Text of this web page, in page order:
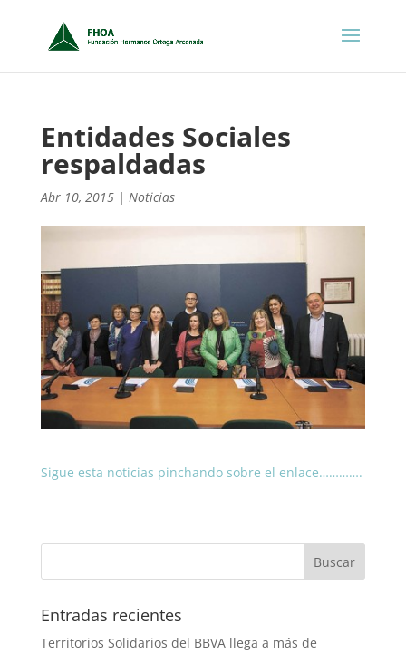
Entidades Sociales
respaldadas
Abr 10, 2015| Noticias
Sigue esta noticias pinchando sobre el enlace………….
Entradas recientes
Territorios Solidarios del BBVA llega a más de